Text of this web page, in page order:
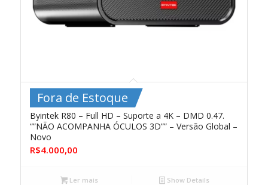
Fora de Estoque
Byintek R80 – Full HD – Suporte a 4K – DMD 0.47.
“”NÃO ACOMPANHA ÓCULOS 3D”” – Versão Global –
Novo
R$4.000,00
Ler mais Show Details